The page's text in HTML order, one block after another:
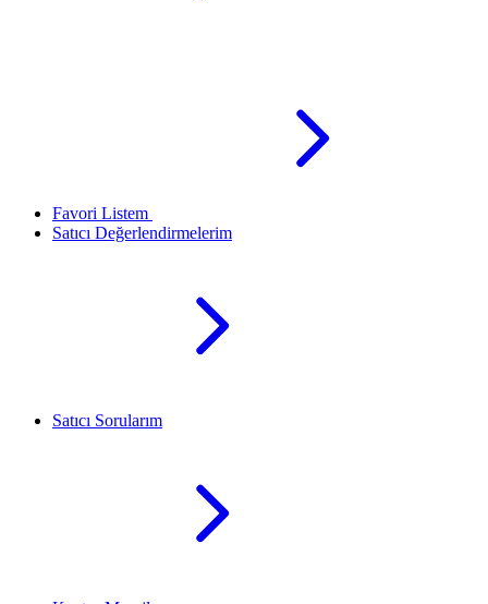
Favori Listem
Satıcı Değerlendirmelerim
Satıcı Sorularım